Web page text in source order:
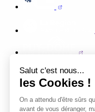
Salut c'est nous...
les Cookies !
On a attendu d'être sûrs
avant de vous déranger,